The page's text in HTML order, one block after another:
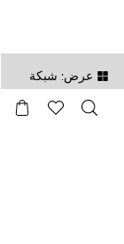
عرض: شبكة
ثانية